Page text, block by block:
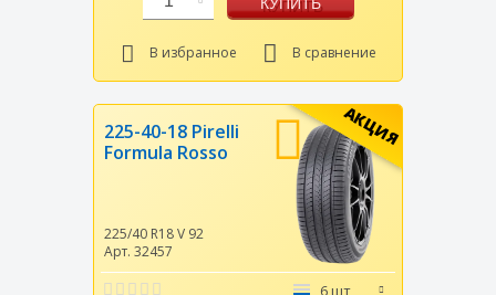
КУПИТЬ
В избранное В сравнение
АКЦИЯ
225-40-18 Pirelli
Formula Rosso
225/40 R18V 92
Арт. 32457
6 шт